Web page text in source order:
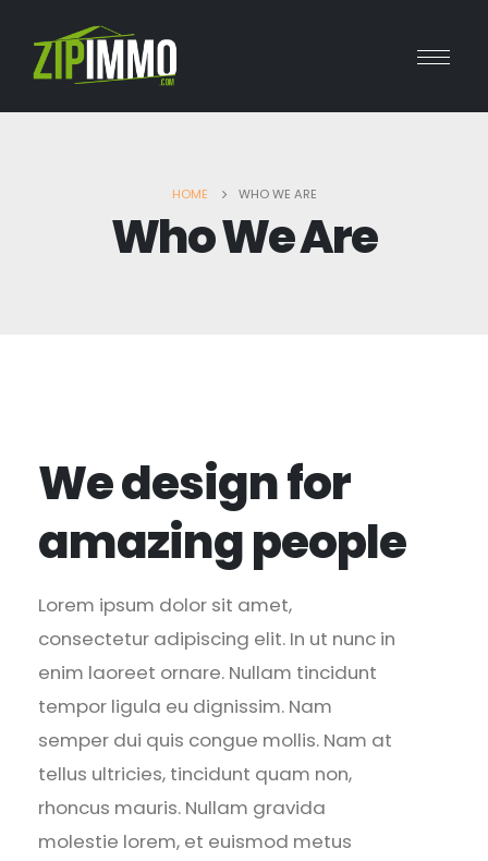
HOME WHO WE ARE
Who We Are
We design for
amazing people
Lorem ipsum dolor sit amet,
consectetur adipiscing elit. In ut nunc in
enim laoreet ornare. Nullam tincidunt
tempor ligula eu dignissim. Nam
semper dui quis congue mollis. Nam at
tellus ultricies, tincidunt quam non,
rhoncus mauris. Nullam gravida
molestie lorem, et euismod metus